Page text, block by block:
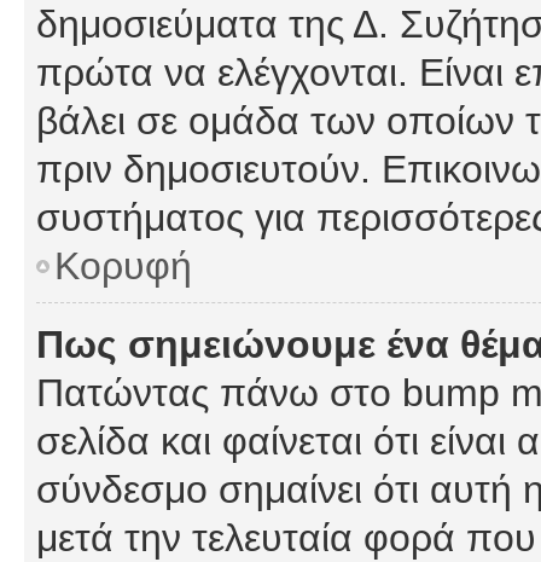
δημοσιεύματα της Δ.
πρώτα να ελέγχονται. Είναι
βάλει σε ομάδα των οποίων
πριν δημοσιευτούν.
συστήματος για
Κορυφή
Πως σημειώνουμε ένα
Πατώντας πάνω στο bump
σελίδα και φαίνεται ότι
σύνδεσμο σημαίνει ότι αυτή
μετά την τελευταία φορά που